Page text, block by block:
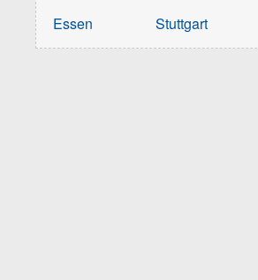
Essen
Stuttgart